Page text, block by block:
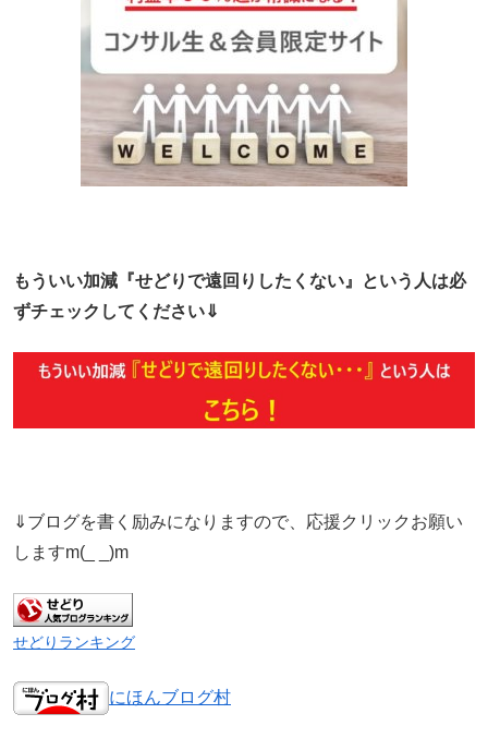
もういい加減『せどりで遠回りしたくない』という人は必
ずチェックしてください⇓
⇓ブログを書く励みになりますので、応援クリックお願い
しますm(_ _)m
せどりランキング
にほんブログ村